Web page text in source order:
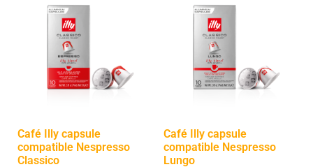
Café Illy capsule
compatible Nespresso
Classico
Café Illy capsule
compatible Nespresso
Lungo